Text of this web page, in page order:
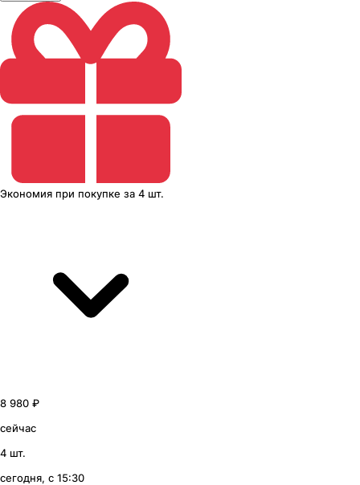
Экономия при покупке за 4 шт.
8 980 ₽
сейчас
4 шт.
сегодня, с 15:30